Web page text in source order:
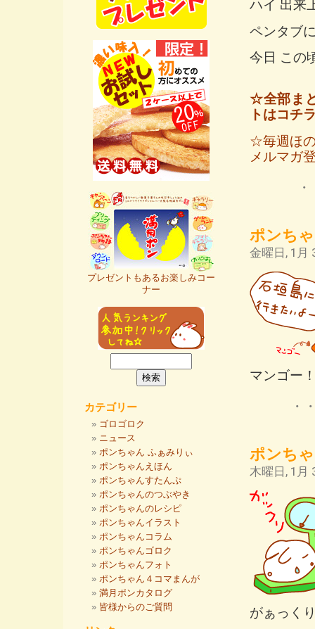
ハイ 出来
ペンタブ
今日 この
☆全部ま
トはコチ
☆毎週ほ
メルマガ
ポンち
金曜日, 1月
マンゴー
・
ポンち
木曜日, 1月
がぁっく
プレゼントもあるお楽しみコー
ナー
カテゴリー
ゴロゴロク
ニュース
ポンちゃん ふぁみりぃ
ポンちゃんえほん
ポンちゃんすたんぷ
ポンちゃんのつぶやき
ポンちゃんのレシピ
ポンちゃんイラスト
ポンちゃんコラム
ポンちゃんゴロク
ポンちゃんフォト
ポンちゃん４コマまんが
満月ポンカタログ
皆様からのご質問